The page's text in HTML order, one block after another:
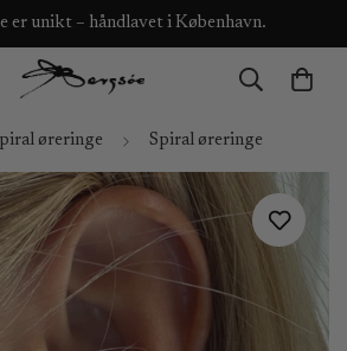
er unikt – håndlavet i København.
øreringe Spiral øreringe